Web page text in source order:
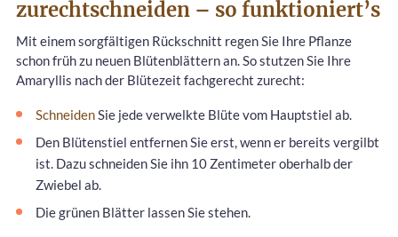
zurechtschneiden – so funktioniert’s
Mit einem sorgfältigen Rückschnitt regen Sie Ihre Pflanze
schon früh zu neuen Blütenblättern an. So stutzen Sie Ihre
Amaryllis nach der Blütezeit fachgerecht zurecht:
SchneidenSie jede verwelkte Blüte vom Hauptstiel ab.
Den Blütenstiel entfernen Sie erst, wenn er bereits vergilbt
ist. Dazu schneiden Sie ihn 10 Zentimeter oberhalb der
Zwiebel ab.
Die grünen Blätter lassen Sie stehen.